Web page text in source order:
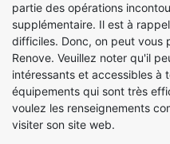
partie des opérations
supplémentaire. Il est à
difficiles. Donc, on peut vous
Renove. Veuillez noter qu'il
intéressants et accessibles à
équipements qui sont très
voulez les renseignements
visiter son site web.